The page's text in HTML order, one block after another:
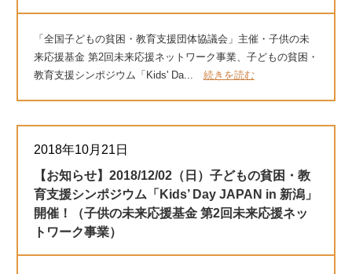
「全国子どもの貧困・教育支援団体協議会」主催・子供の未
来応援基金 第2回未来応援ネットワーク事業、子どもの貧困・
教育支援シンポジウム「Kids' Da... 続きを読む
2018年10月21日
【お知らせ】2018/12/02（日）子どもの貧困・教
育支援シンポジウム「Kids’ Day JAPAN in 新潟」
開催！（子供の未来応援基金 第2回未来応援ネッ
トワーク事業）